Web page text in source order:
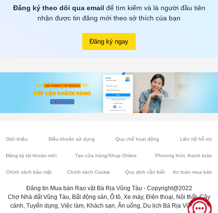
Đăng ký theo dõi qua email để tìm kiếm và là người đầu tiên
nhận được tin đăng mới theo sở thích của bạn
Đăng ký ngay
Giới thiệu Điều khoản sử dụng Quy chế hoạt động Liên hệ hỗ trợ
Đăng ký tài khoản mới Tạo cửa hàng/Shop Online Phương thức thanh toán
Chính sách bảo mật Chính sách Cookie Quy định cần biết An toàn mua bán
Đăng tin Mua bán Rao vặt Bà Rịa Vũng Tàu - Copyright@2022
Chợ Nhà đất Vũng Tàu, Bất động sản, Ô tô, Xe máy, Điện thoại, Nội thất, Cây
cảnh, Tuyển dụng, Việc làm, Khách sạn, Ăn uống, Du lịch Bà Rịa Vũng Tàu